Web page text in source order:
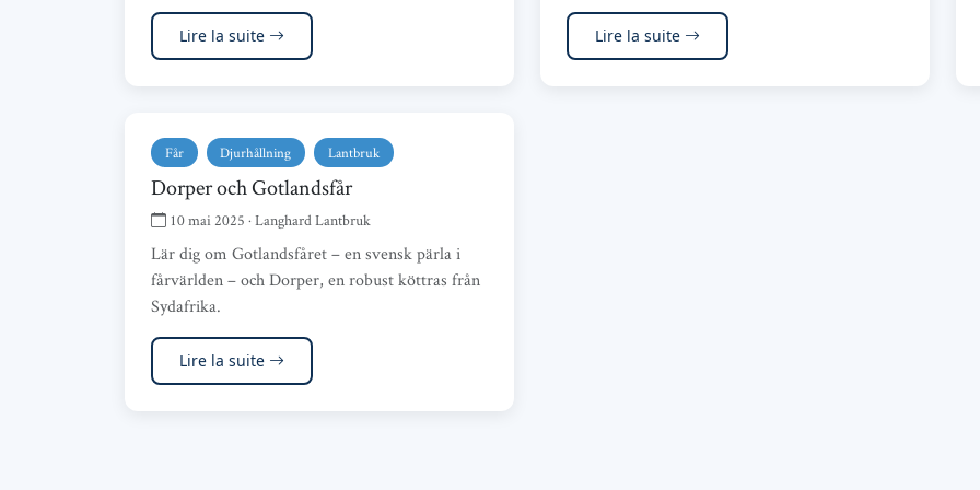
Lire la suite Lire la suite
Får Djurhållning Lantbruk
Dorper och Gotlandsfår
10 mai 2025 · Langhard Lantbruk
Lär dig om Gotlandsfåret – en svensk pärla i
fårvärlden – och Dorper, en robust köttras från
Sydafrika.
Lire la suite